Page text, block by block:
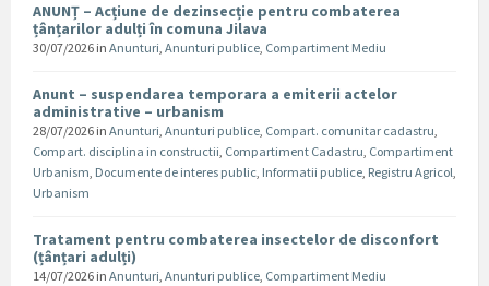
ANUNȚ – Acțiune de dezinsecție pentru combaterea
țânțarilor adulți în comuna Jilava
30/07/2026 in Anunturi, Anunturi publice, Compartiment Mediu
Anunt – suspendarea temporara a emiterii actelor
administrative – urbanism
28/07/2026 in Anunturi, Anunturi publice, Compart. comunitar cadastru,
Compart. disciplina in constructii, Compartiment Cadastru, Compartiment
Urbanism, Documente de interes public, Informatii publice, Registru Agricol,
Urbanism
Tratament pentru combaterea insectelor de disconfort
(țânțari adulți)
14/07/2026 in Anunturi, Anunturi publice, Compartiment Mediu